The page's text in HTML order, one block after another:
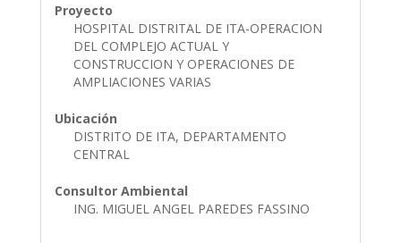
Proyecto
HOSPITAL DISTRITAL DE ITA-OPERACION
DEL COMPLEJO ACTUAL Y
CONSTRUCCION Y OPERACIONES DE
AMPLIACIONES VARIAS
Ubicación
DISTRITO DE ITA, DEPARTAMENTO
CENTRAL
Consultor Ambiental
ING. MIGUEL ANGEL PAREDES FASSINO